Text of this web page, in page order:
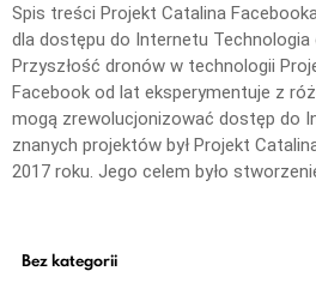
Spis treści Projekt Catalina
dla dostępu do Internetu
Przyszłość dronów w technologii
Facebook od lat eksperymentuje z
mogą zrewolucjonizować dostęp do
znanych projektów był Projekt
2017 roku. Jego celem było
Bez kategorii